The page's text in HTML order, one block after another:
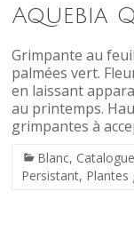
Aquebia
Grimpante au
palmées vert.
en laissant
au printemps.
grimpantes à
Blanc, Catalogue
Persistant, Plantes